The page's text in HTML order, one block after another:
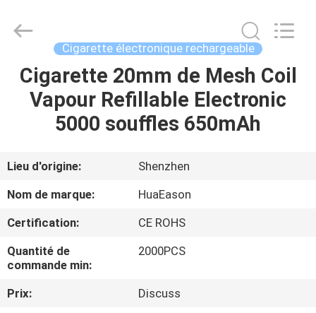
MAISON
PRODUITS
VIDÉOS
SUJET
DE
NOUS
Ltd..
Developed
Cigarette électronique rechargeable
Cigarette 20mm de Mesh Coil
Vapour Refillable Electronic
5000 souffles 650mAh
Lieu d'origine:
Shenzhen
Nom de marque:
HuaEason
Certification:
CE ROHS
Quantité de
commande min:
2000PCS
Prix:
Discuss